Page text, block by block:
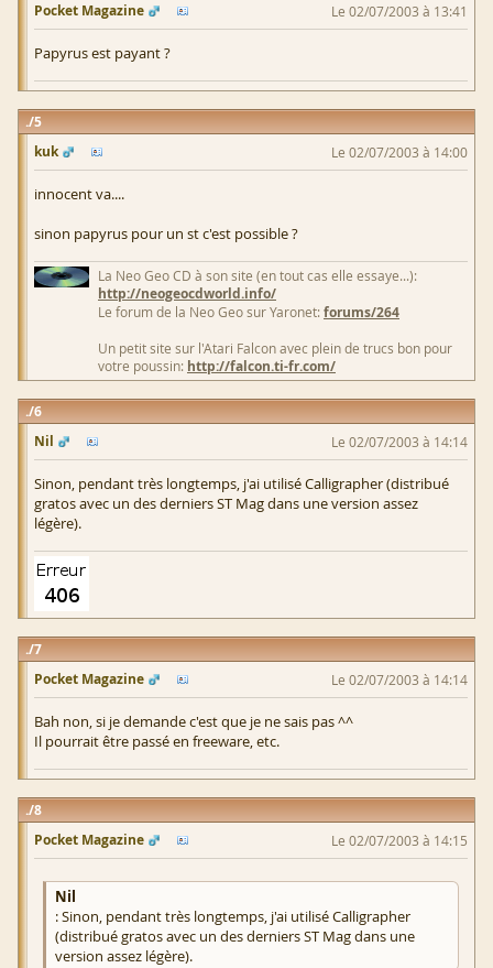
Pocket Magazine
Le 02/07/2003 à 13:41
Papyrus est payant ?
5
kuk
Le 02/07/2003 à 14:00
innocent va....
sinon papyrus pour un st c'est possible ?
La Neo Geo CD à son site (en tout cas elle essaye...):
http://neogeocdworld.info/
Le forum de la Neo Geo sur Yaronet:forums/264
Un petit site sur l'Atari Falcon avec plein de trucs bon pour
votre poussin: http://falcon.ti-fr.com/
6
Nil
Le 02/07/2003 à 14:14
Sinon, pendant très longtemps, j'ai utilisé Calligrapher (distribué
gratos avec un des derniers ST Mag dans une version assez
légère).
7
Pocket Magazine
Le 02/07/2003 à 14:14
Bah non, si je demande c'est que je ne sais pas ^^
Il pourrait être passé en freeware, etc.
8
Pocket Magazine
Le 02/07/2003 à 14:15
Nil
: Sinon, pendant très longtemps, j'ai utilisé Calligrapher
(distribué gratos avec un des derniers ST Mag dans une
version assez légère).